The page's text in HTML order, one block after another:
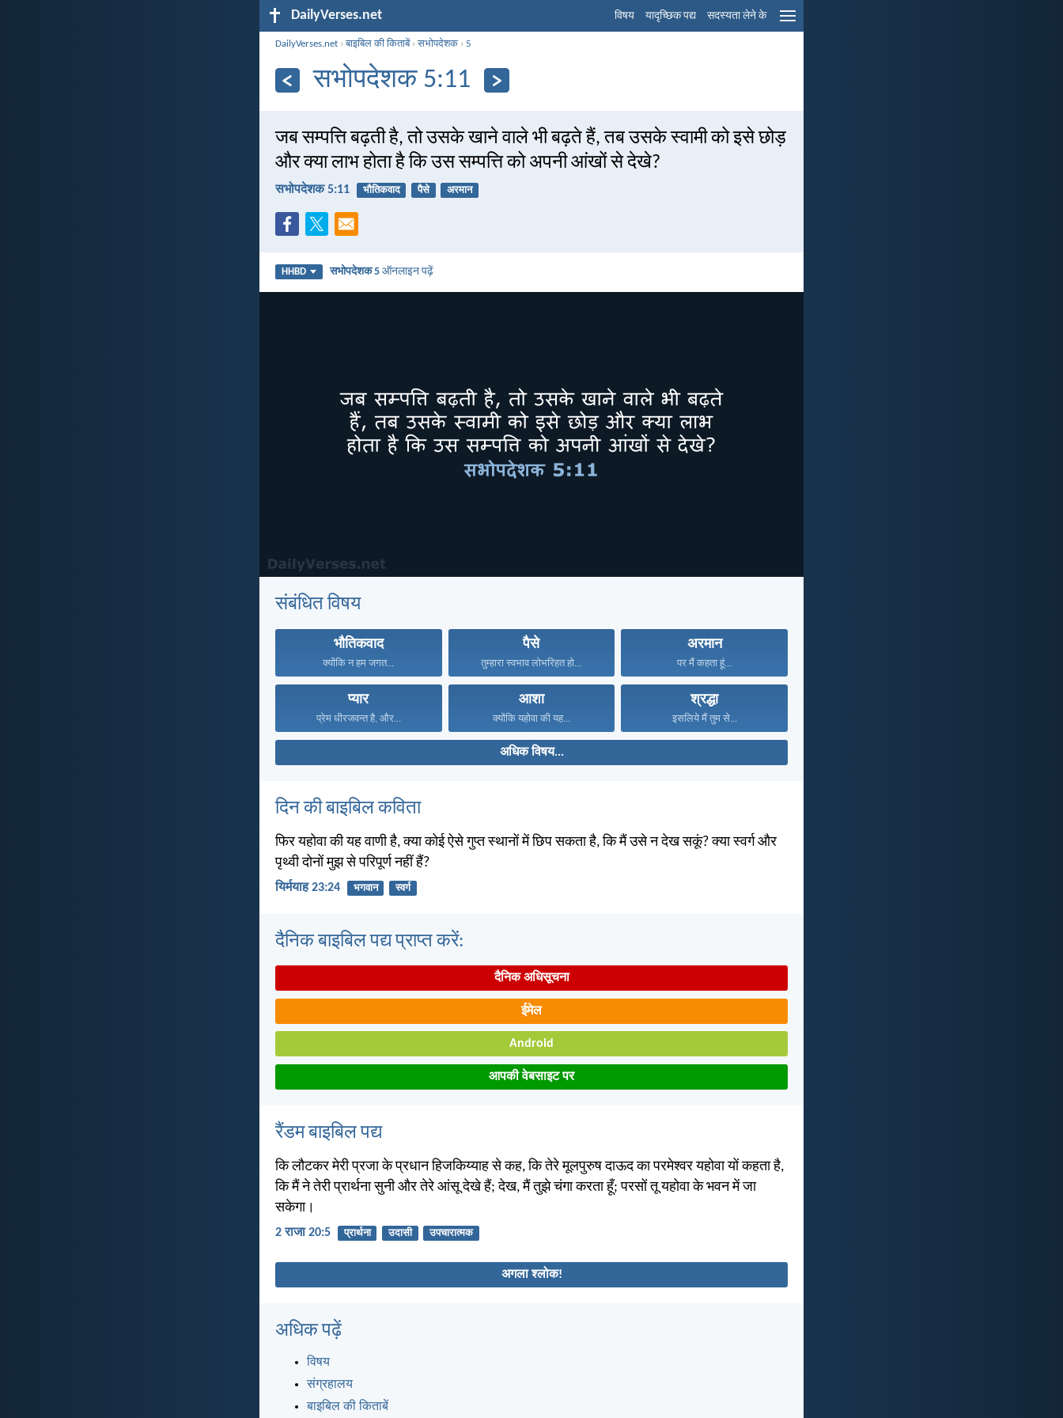
DailyVerses.net विषय यादृच्छिक पद्य सदस्यता लेने के
DailyVerses.net ›बाइबिल की किताबें›सभोपदेशक ›5
सभोपदेशक 5:11
जब सम्पत्ति बढ़ती है, तो उसके खाने वाले भी बढ़ते हैं, तब उसके स्वामी को इसे छोड़
और क्या लाभ होता है कि उस सम्पत्ति को अपनी आंखों से देखे?
सभोपदेशक 5:11 भौतिकवाद पैसे अरमान
HHBD सभोपदेशक 5 ऑनलाइन पढ़ें
संबंधित विषय
भौतिकवाद
क्योंकि न हम जगत...
पैसे
तुम्हारा स्वभाव लोभरिहत हो...
अरमान
पर मैं कहता हूं...
प्यार
प्रेम धीरजवन्त है, और...
आशा
क्योंकि यहोवा की यह...
श्रद्धा
इसलिये मैं तुम से...
अधिक विषय...
दिन की बाइबिल कविता
फिर यहोवा की यह वाणी है, क्या कोई ऐसे गुप्त स्थानों में छिप सकता है, कि मैं उसे न देख सकूं? क्या स्वर्ग और
पृथ्वी दोनों मुझ से परिपूर्ण नहीं हैं?
यिर्मयाह 23:24 भगवान स्वर्ग
दैनिक बाइबिल पद्य प्राप्त करें:
दैनिक अधिसूचना
ईमेल
Android
आपकी वेबसाइट पर
रैंडम बाइबिल पद्य
कि लौटकर मेरी प्रजा के प्रधान हिजकिय्याह से कह, कि तेरे मूलपुरुष दाऊद का परमेश्वर यहोवा यों कहता है,
कि मैं ने तेरी प्रार्थना सुनी और तेरे आंसू देखे हैं; देख, मैं तुझे चंगा करता हूँ; परसों तू यहोवा के भवन में जा
सकेगा।
2 राजा 20:5 प्रार्थना उदासी उपचारात्मक
अगला श्लोक!
अधिक पढ़ें
विषय
संग्रहालय
बाइबिल की किताबें